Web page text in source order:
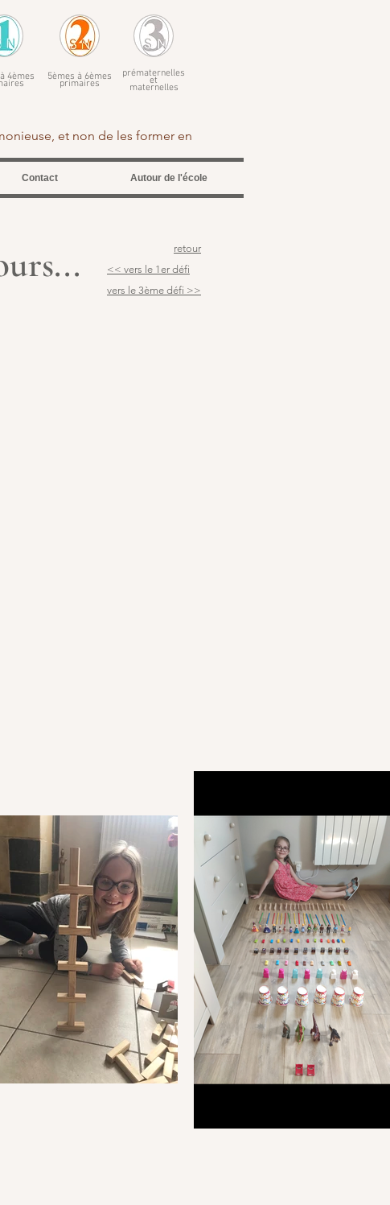
4èmes 5èmes à 6èmes
primaires
prématernelles
et
maternelles
et non de les former en
Contact Autour de l'école
retour
<< vers le 1er défi
vers le 3ème défi >>